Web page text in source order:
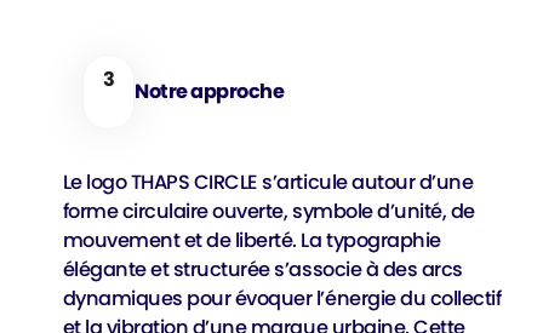
3 Notre approche
Le logo THAPS CIRCLE s’articule autour d’une
forme circulaire ouverte, symbole d’unité, de
mouvement et de liberté. La typographie
élégante et structurée s’associe à des arcs
dynamiques pour évoquer l’énergie du collectif